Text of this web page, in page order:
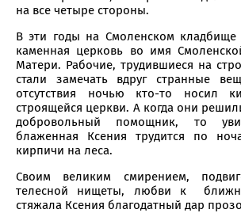
на все четыре стороны.
В эти годы на Смоленском кладбище
каменная церковь во имя
Матери. Рабочие, трудившиеся на
стали замечать вдруг странные
отсутствия ночью кто-то носил
строящейся церкви. А когда они
добровольный помощник, то
блаженная Ксения трудится по
кирпичи на леса.
Своим великим смирением,
телесной нищеты, любви к
стяжала Ксения благодатный дар